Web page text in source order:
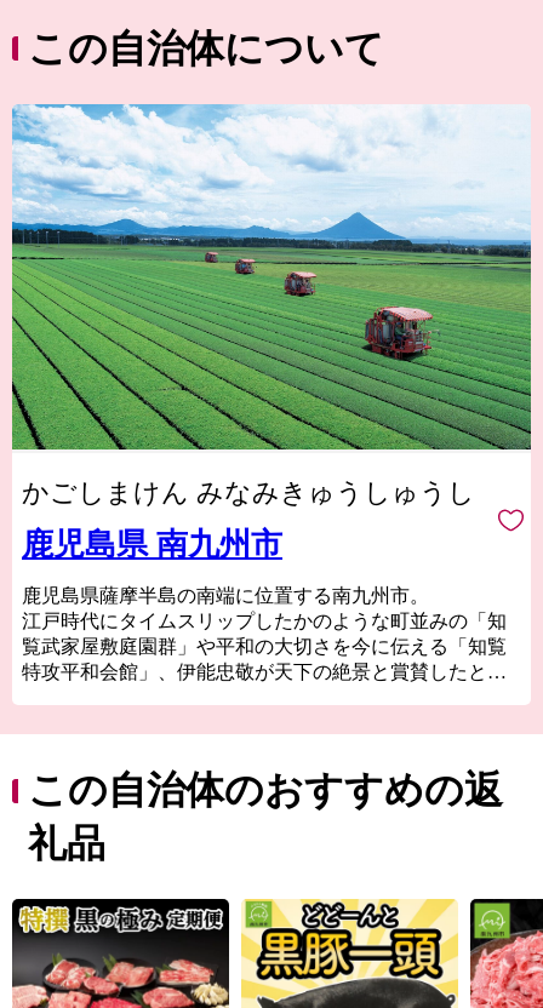
この自治体について
かごしまけん みなみきゅうしゅうし
鹿児島県 南九州市
鹿児島県薩摩半島の南端に位置する南九州市。
江戸時代にタイムスリップしたかのような町並みの「知
覧武家屋敷庭園群」や平和の大切さを今に伝える「知覧
特攻平和会館」、伊能忠敬が天下の絶景と賞賛したと伝
茶」や「さつまいも」などの農産物のほか、鹿児島黒
牛・黒豚をはじめ、鶏卵などの畜産物、それらの加工品
が数多くあります。
南九州市自慢の特産品を、ふるさと納税でぜひお楽しみ
■南九州市ふるさと納税品の不適正表示についてのお詫び
とご報告
本市へのふるさと納税のお礼として取り扱っていた「有
限会社水迫畜産」の牛肉の返礼品について、不適切な表
この自治体のおすすめの返
礼品